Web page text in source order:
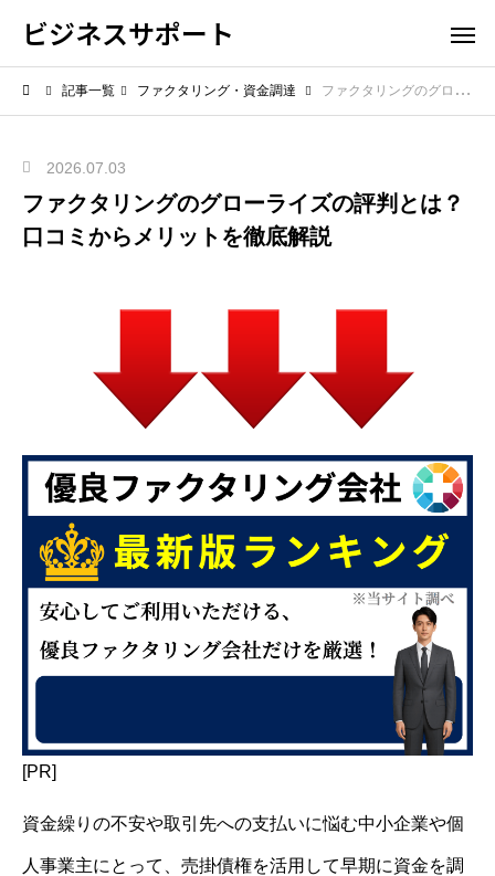
ビジネスサポート
記事一覧 ファクタリング・資金調達 ファクタリングのグローライズの評判とは？口コミからメリットを徹底解説
2026.07.03
ファクタリングのグローライズの評判とは？
口コミからメリットを徹底解説
[PR]
資金繰りの不安や取引先への支払いに悩む中小企業や個
人事業主にとって、売掛債権を活用して早期に資金を調